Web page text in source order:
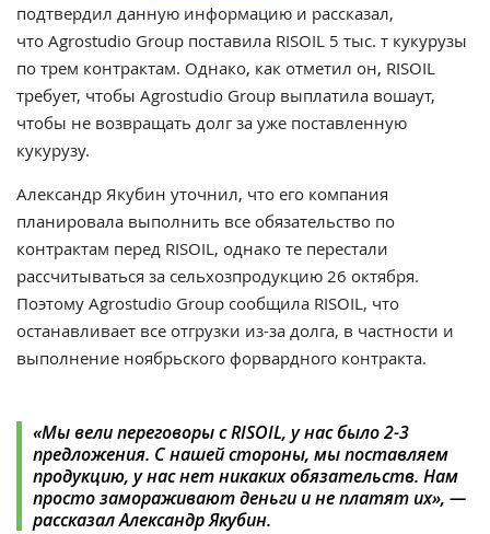
подтвердил данную информацию и рассказал,
что Agrostudio Group поставила RISOIL 5 тыс. т кукурузы
по трем контрактам. Однако, как отметил он, RISOIL
требует, чтобы Agrostudio Group выплатила вошаут,
чтобы не возвращать долг за уже поставленную
кукурузу.
Александр Якубин уточнил, что его компания
планировала выполнить все обязательство по
контрактам перед RISOIL, однако те перестали
рассчитываться за сельхозпродукцию 26 октября.
Поэтому Agrostudio Group сообщила RISOIL, что
останавливает все отгрузки из-за долга, в частности и
выполнение ноябрьского форвардного контракта.
«Мы вели переговоры с RISOIL, у нас было 2-3
предложения. С нашей стороны, мы поставляем
продукцию, у нас нет никаких обязательств. Нам
просто замораживают деньги и не платят их», —
рассказал Александр Якубин.